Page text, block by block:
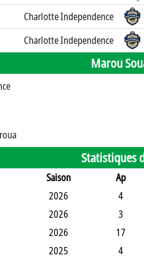
Charlotte Independence
Charlotte Independence
Marou
Statistiques
Saison Ap
2026 4
2026 3
2026 17
2025 4